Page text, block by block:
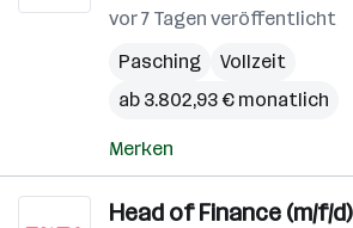
vor 7 Tagen veröffentlicht
Pasching
Vollzeit
ab 3.802,93 € monatlich
Merken
Head of Finance (m/f/d)